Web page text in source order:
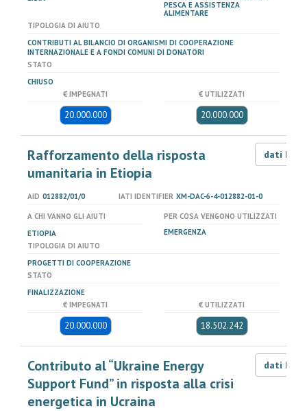
PESCA E ASSISTENZA
ALIMENTARE
TIPOLOGIA DI AIUTO
CONTRIBUTI AL BILANCIO DI ORGANISMI DI COOPERAZIONE
INTERNAZIONALE E A FONDI COMUNI DI DONATORI
STATO
CHIUSO
€ IMPEGNATI
20.000.000
€ UTILIZZATI
20.000.000
Rafforzamento della risposta
umanitaria in Etiopia
dati LOD
AID 012882/01/0 IATI IDENTIFIER XM-DAC-6-4-012882-01-0
A CHI VANNO GLI AIUTI
ETIOPIA
PER COSA VENGONO UTILIZZATI
EMERGENZA
TIPOLOGIA DI AIUTO
PROGETTI DI COOPERAZIONE
STATO
FINALIZZAZIONE
€ IMPEGNATI
20.000.000
€ UTILIZZATI
18.502.242
Contributo al “Ukraine Energy
Support Fund” in risposta alla crisi
energetica in Ucraina
dati LOD